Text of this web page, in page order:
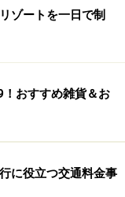
100年のこのお店
陸。現在は香港
ゾートを一日で制
おすすめ雑貨＆お
に役立つ交通料金事